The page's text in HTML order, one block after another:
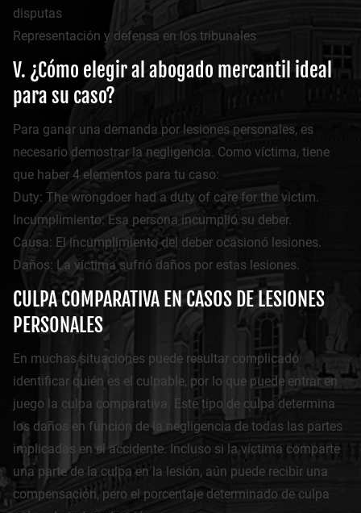
disputas
Representación y defensa en los tribunales
V. ¿Cómo elegir al abogado mercantil ideal
para su caso?
Para ganar una demanda por lesiones personales, es
necesario demostrar la negligencia. Como víctima, tiene
que haber 4 elementos para tu caso:
Duty: The wrongdoer had a duty of care for the victim.
Incumplimiento: Esa persona incumplió su deber.
Causa: El incumplimiento del deber ocasionó lesiones.
Daños: La víctima sufrió daños por estas lesiones.
CULPA COMPARATIVA EN CASOS DE LESIONES
PERSONALES
En muchas situaciones puede resultar complicado
identificar quién es el culpable, por lo que puede entrar en
juego la culpa comparativa. Este tipo de culpa determina
los daños en función de la negligencia de todas las partes
implicadas en el accidente. Incluso si la víctima comparte
una parte de la culpa en la lesión, aún puede recibir una
compensación, pero el porcentaje determinado de culpa